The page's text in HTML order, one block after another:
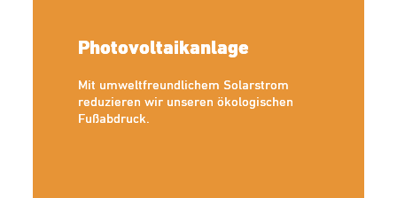
Photovoltaikanlage
Mit umweltfreundlichem Solarstrom
reduzieren wir unseren ökologischen
Fußabdruck.